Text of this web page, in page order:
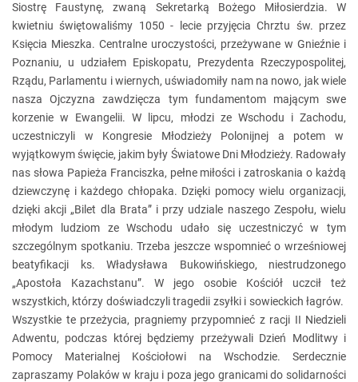
Siostrę Faustynę, zwaną Sekretarką Bożego Miłosierdzia. W
kwietniu świętowaliśmy 1050 - lecie przyjęcia Chrztu św. przez
Księcia Mieszka. Centralne uroczystości, przeżywane w Gnieźnie i
Poznaniu, u udziałem Episkopatu, Prezydenta Rzeczypospolitej,
Rządu, Parlamentu i wiernych, uświadomiły nam na nowo, jak wiele
nasza Ojczyzna zawdzięcza tym fundamentom mającym swe
korzenie w Ewangelii. W lipcu, młodzi ze Wschodu i Zachodu,
uczestniczyli w Kongresie Młodzieży Polonijnej a potem w
wyjątkowym święcie, jakim były Światowe Dni Młodzieży. Radowały
nas słowa Papieża Franciszka, pełne miłości i zatroskania o każdą
dziewczynę i każdego chłopaka. Dzięki pomocy wielu organizacji,
dzięki akcji „Bilet dla Brata” i przy udziale naszego Zespołu, wielu
młodym ludziom ze Wschodu udało się uczestniczyć w tym
szczególnym spotkaniu. Trzeba jeszcze wspomnieć o wrześniowej
beatyfikacji ks. Władysława Bukowińskiego, niestrudzonego
„Apostoła Kazachstanu”. W jego osobie Kościół uczcił też
wszystkich, którzy doświadczyli tragedii zsyłki i sowieckich łagrów.
Wszystkie te przeżycia, pragniemy przypomnieć z racji II Niedzieli
Adwentu, podczas której będziemy przeżywali Dzień Modlitwy i
Pomocy Materialnej Kościołowi na Wschodzie. Serdecznie
zapraszamy Polaków w kraju i poza jego granicami do solidarności